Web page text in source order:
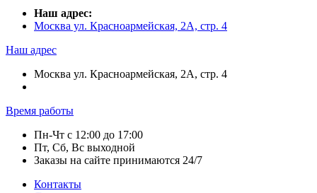
Наш адрес:
Москва ул. Красноармейская, 2А, стр. 4
Наш адрес
Москва ул. Красноармейская, 2А, стр. 4
Время работы
Пн-Чт c 12:00 до 17:00
Пт, Сб, Вс выходной
Заказы на сайте принимаются 24/7
Контакты